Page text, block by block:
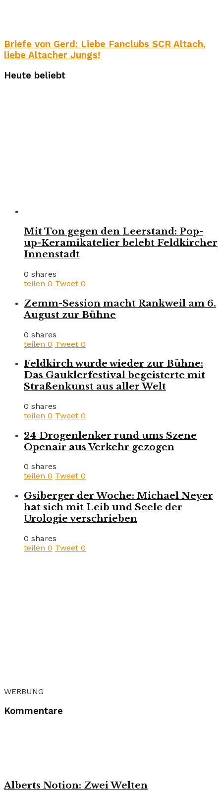
Briefe von Gerd: Liebe Fanclubs SCR Altach,
liebe Altacher Jungs!
Heute beliebt
Mit Ton gegen den Leerstand: Pop-
up-Keramikatelier belebt Feldkircher
Innenstadt
0 shares
teilen 0 Tweet 0
Zemm-Session macht Rankweil am 6.
August zur Bühne
0 shares
teilen 0 Tweet 0
Feldkirch wurde wieder zur Bühne:
Das Gauklerfestival begeisterte mit
Straßenkunst aus aller Welt
0 shares
teilen 0 Tweet 0
24 Drogenlenker rund ums Szene
Openair aus Verkehr gezogen
0 shares
teilen 0 Tweet 0
Gsiberger der Woche: Michael Neyer
hat sich mit Leib und Seele der
Urologie verschrieben
0 shares
teilen 0 Tweet 0
WERBUNG
Kommentare
Alberts Notion: Zwei Welten